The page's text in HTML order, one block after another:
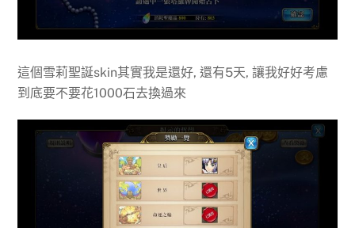
這個雪莉聖誕skin其實我是還好, 還有5天, 讓我好好考慮
到底要不要花1000石去換過來